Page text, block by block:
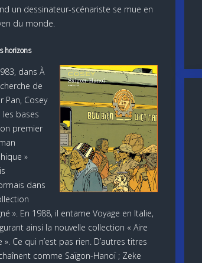
un dessinateur-scénariste se mue en
du monde.
horizons
dans À
de
Pan, Cosey
les bases
premier
»
dans
». En 1988, il entame Voyage en Italie,
ainsi la nouvelle collection « Aire
». Ce qui n’est pas rien. D’autres titres
comme Saïgon-Hanoï ; Zeke